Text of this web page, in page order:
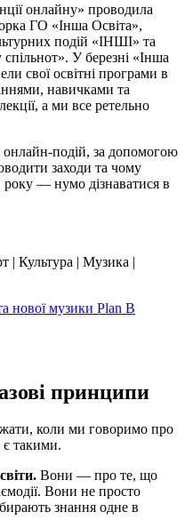
онлайну» проводила
ГО «Інша Освіта»,
подій «ІНШІ» та
У березні «Інша
свої освітні програми в
навичками та
а ми все ретельно
онлайн-подій, за допомогою
заходи та чому
року — нумо дізнаватися в
| Культура | Музика |
нової музики Plan B
принципи
коли ми говоримо про
є такими.
Вони — про те, що
Вони не просто
знання одне в